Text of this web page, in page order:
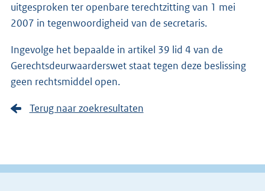
uitgesproken ter openbare terechtzitting van 1 mei
2007 in tegenwoordigheid van de secretaris.
Ingevolge het bepaalde in artikel 39 lid 4 van de
Gerechtsdeurwaarderswet staat tegen deze beslissing
geen rechtsmiddel open.
Terug naar zoekresultaten